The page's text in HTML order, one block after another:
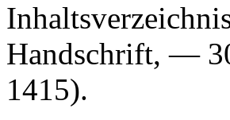
Handschrift, —
1415).